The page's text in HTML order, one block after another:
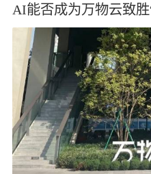
AI能否成为万物云致